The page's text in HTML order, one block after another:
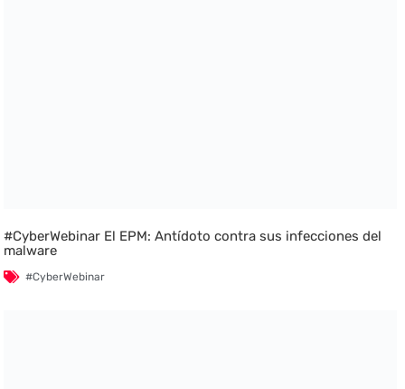
#CyberWebinar El EPM: Antídoto contra sus infecciones del
malware
#CyberWebinar